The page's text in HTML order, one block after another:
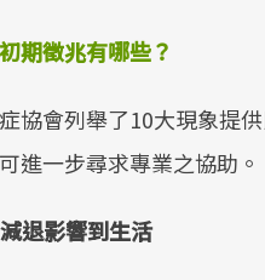
期徵兆有哪些？
協會列舉了10大現象提
進一步尋求專業之協助。
退影響到生活